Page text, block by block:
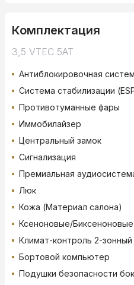
Комплектация
3,5 VTEC 5AT
Антиблокировочная
Система стабилизации
Противотуманные фары
Иммобилайзер
Центральный замок
Сигнализация
Премиальная
Люк
Кожа (Материал салона)
Ксеноновые/
Климат-контроль 2-зонный
Бортовой компьютер
Подушки безопасности